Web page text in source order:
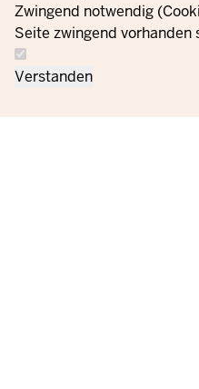
Zwingend notwendig
Seite zwingend vorhanden
Verstanden